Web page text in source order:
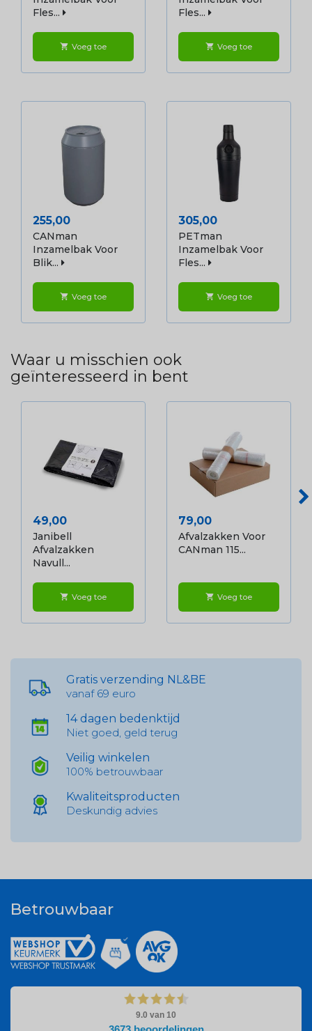
Fles...
shopping_cart Voeg toe
Fles...
shopping_cart Voeg toe
Prijs
255,00
CANman
Inzamelbak Voor
Blik...
shopping_cart Voeg toe
Prijs
305,00
PETman
Inzamelbak Voor
Fles...
shopping_cart Voeg toe
Waar u misschien ook
geïnteresseerd in bent
Prijs
49,00
Janibell
Afvalzakken
Navull...
shopping_cart Voeg toe
Prijs
79,00
Afvalzakken Voor
CANman 115...
shopping_cart Voeg toe
Gratis verzending NL&BE
vanaf 69 euro
14 dagen bedenktijd
Niet goed, geld terug
Veilig winkelen
100% betrouwbaar
Kwaliteitsproducten
Deskundig advies
Betrouwbaar